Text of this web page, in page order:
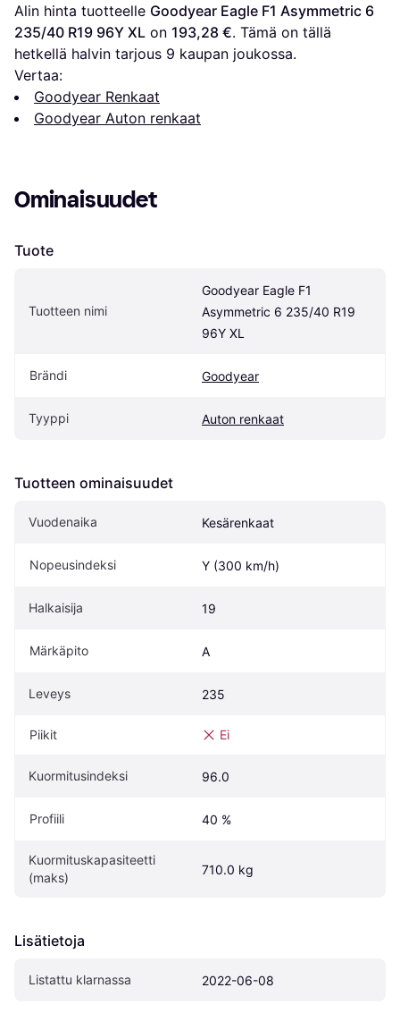
Alin hinta tuotteelle Goodyear Eagle F1 Asymmetric 6
235/40 R19 96Y XL on 193,28 €. Tämä on tällä
hetkellä halvin tarjous 9 kaupan joukossa.
Vertaa:
Goodyear Renkaat
Goodyear Auton renkaat
Ominaisuudet
Tuote
Tuotteen nimi
Goodyear Eagle F1
Asymmetric 6 235/40 R19
96Y XL
Brändi Goodyear
Tyyppi Auton renkaat
Tuotteen ominaisuudet
Vuodenaika Kesärenkaat
Nopeusindeksi Y (300 km/h)
Halkaisija 19
Märkäpito A
Leveys 235
Piikit Ei
Kuormitusindeksi 96.0
Profiili 40 %
Kuormituskapasiteetti
(maks)
710.0 kg
Lisätietoja
Listattu klarnassa 2022-06-08